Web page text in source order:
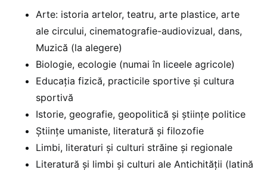
Arte: istoria artelor, teatru, arte plastice, arte
ale circului, cinematografie-audiovizual, dans,
Muzică (la alegere)
Biologie, ecologie (numai în liceele agricole)
Educația fizică, practicile sportive și cultura
sportivă
Istorie, geografie, geopolitică și științe politice
Științe umaniste, literatură și filozofie
Limbi, literaturi și culturi străine și regionale
Literatură și limbi și culturi ale Antichității (latină